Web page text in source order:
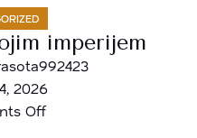
imperijem
2026
Off